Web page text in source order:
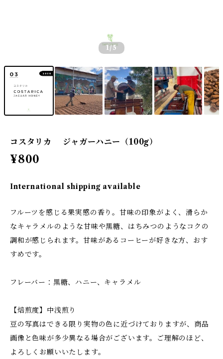
1/5
コスタリカ ジャガーハニー（100g）
¥800
International shipping available
フルーツを感じる果実感の香り。甘味の印象がよく、滑らか
なキャラメルのような甘味や黒糖、はちみつのようなコクの
調和が感じられます。甘味があるコーヒーが好きな方、おす
すめです。
フレーバー：黒糖、ハニー、キャラメル
【焙煎度】中浅煎り
豆の写真はできる限り実物の色に近づけておりますが、商品
画像と色味が多少異なる場合がございます。ご理解のほど、
よろしくお願いいたします。